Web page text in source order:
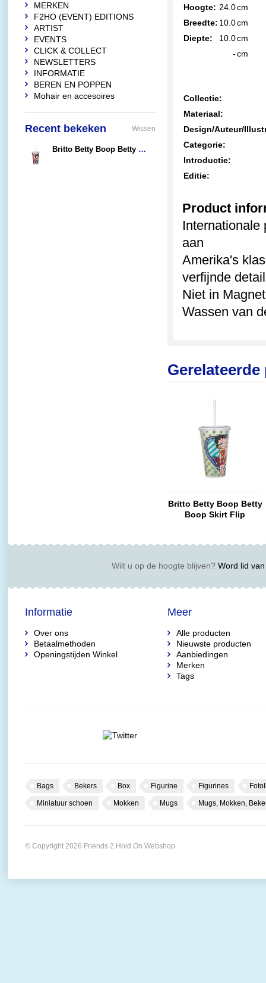
Hoogte: 24.0cm
Breedte: 10.0cm
Diepte:
10.0cm
-cm
Collectie:
Materiaal:
Design/Auteur/
Categorie:
Introductie:
Editie:
Product
Internationale
aan
Amerika's
verfijnde
Niet in
Wassen van
Britto Betty Boop Betty
Boop Skirt Flip
MERKEN
F2HO (EVENT) EDITIONS
ARTIST
EVENTS
CLICK & COLLECT
NEWSLETTERS
INFORMATIE
BEREN EN POPPEN
Mohair en accesoires
Recent bekeken Wissen
Britto Betty Boop Betty Boop High Kick Tumbler
Wilt u op de hoogte blijven?Word lid van
Informatie
Over ons
Betaalmethoden
Openingstijden Winkel
Meer
Alle producten
Nieuwste producten
Aanbiedingen
Merken
Tags
Bags Bekers Box Figurine Figurines
Miniatuur schoen Mokken Mugs Mugs, Mokken,
© Copyright 2026 Friends 2 Hold On Webshop